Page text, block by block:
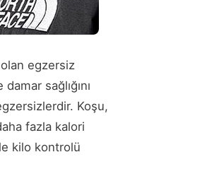
olan egzersiz
sağlığını
Koşu,
fazla kalori
kilo kontrolü